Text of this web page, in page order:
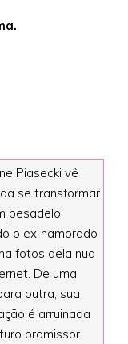
Piasecki vê
se transformar
pesadelo
o ex-namorado
fotos dela nua
De uma
outra, sua
é arruinada
promissor